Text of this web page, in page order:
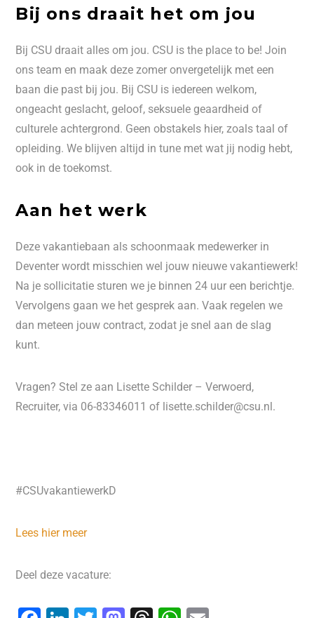
Bij ons draait het om jou
Bij CSU draait alles om jou. CSU is the place to be! Join
ons team en maak deze zomer onvergetelijk met een
baan die past bij jou. Bij CSU is iedereen welkom,
ongeacht geslacht, geloof, seksuele geaardheid of
culturele achtergrond. Geen obstakels hier, zoals taal of
opleiding. We blijven altijd in tune met wat jij nodig hebt,
ook in de toekomst.
Aan het werk
Deze vakantiebaan als schoonmaak medewerker in
Deventer wordt misschien wel jouw nieuwe vakantiewerk!
Na je sollicitatie sturen we je binnen 24 uur een berichtje.
Vervolgens gaan we het gesprek aan. Vaak regelen we
dan meteen jouw contract, zodat je snel aan de slag
kunt.
Vragen? Stel ze aan Lisette Schilder – Verwoerd,
Recruiter, via 06-83346011 of lisette.schilder@csu.nl.
#CSUvakantiewerkD
Lees hier meer
Deel deze vacature: